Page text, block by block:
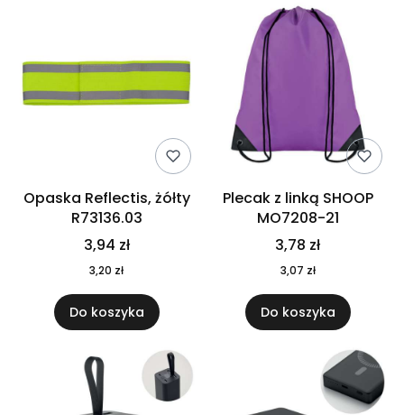
Opaska Reflectis, żółty
R73136.03
3,94 zł
3,20 zł
Do koszyka
Plecak z linką SHOOP
MO7208-21
3,78 zł
3,07 zł
Do koszyka